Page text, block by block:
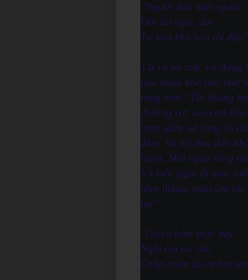
"Người đâu mất người
Đời tôi ngốc dại
Tự làm khô héo tôi đây"
Tất cả bỏ mặc tôi đứng
làm mình khô héo như
từng viết: "Tôi không
thường rơi vào cơn
lửng giữa sự sống và
đêm. Và tôi đau đớn
hạnh. Mỗi ngày sống
Và mỗi ngày đi qua,
năm tháng, ngồi ôm
tay"
"Chiều hôm thức dậy
Ngồi ôm tóc dài
Chập chờn lau trắng